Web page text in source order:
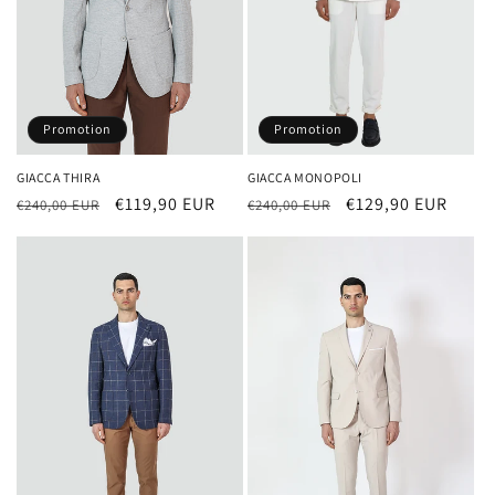
Promotion
GIACCA THIRA
Prix
€240,00 EUR
Prix
€119,90 EUR
Promotion
GIACCA MONOPOLI
Prix
€240,00 EUR
Prix
€129,90 EUR